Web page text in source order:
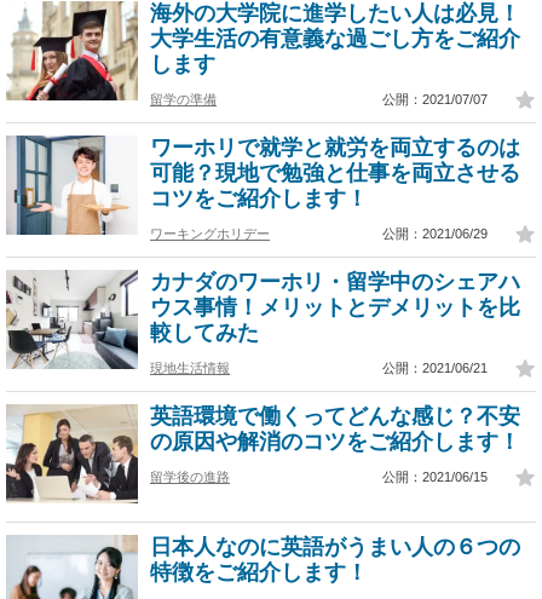
海外の大学院に進学したい人は必見！
大学生活の有意義な過ごし方をご紹介
します
留学の準備 公開：2021/07/07
ワーホリで就学と就労を両立するのは
可能？現地で勉強と仕事を両立させる
コツをご紹介します！
ワーキングホリデー 公開：2021/06/29
カナダのワーホリ・留学中のシェアハ
ウス事情！メリットとデメリットを比
較してみた
現地生活情報 公開：2021/06/21
英語環境で働くってどんな感じ？不安
の原因や解消のコツをご紹介します！
留学後の進路 公開：2021/06/15
日本人なのに英語がうまい人の６つの
特徴をご紹介します！